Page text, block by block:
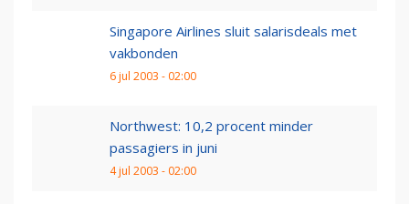
Singapore Airlines sluit salarisdeals met
vakbonden
6 jul 2003 - 02:00
Northwest: 10,2 procent minder
passagiers in juni
4 jul 2003 - 02:00